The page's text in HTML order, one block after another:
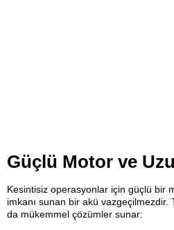
Güçlü Motor ve
Kesintisiz operasyonlar için güçlü bir
imkanı sunan bir akü vazgeçilmezdir.
da mükemmel çözümler sunar: